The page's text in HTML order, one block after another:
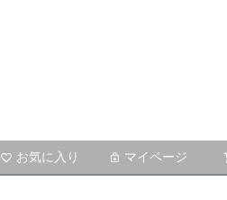
お気に入り マイページ
在庫なし商品